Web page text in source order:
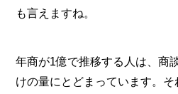
も言えますね。
年商が1億で推移する人は、商
けの量にとどまっています。